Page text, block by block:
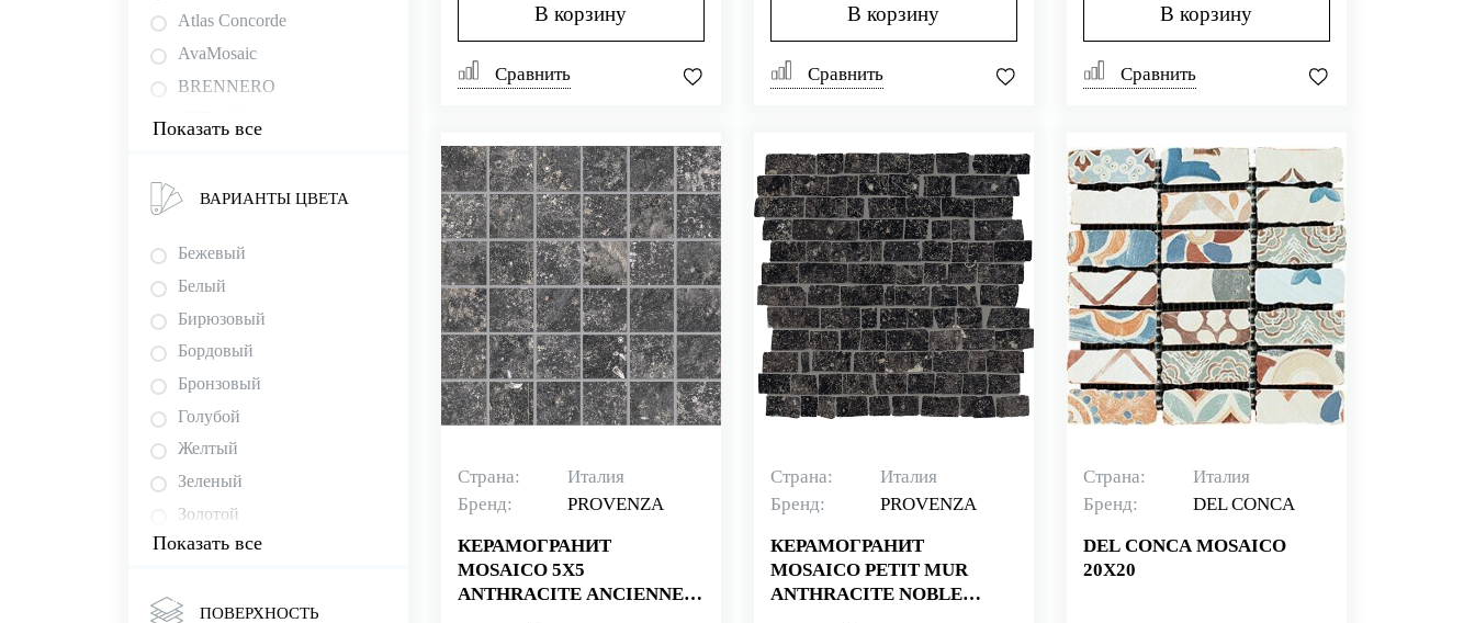
Atlas Concorde
AvaMosaic
BRENNERO
Edimax
Energieker
EZARRI
FAETANO
Fanal
FAP
Gardenia Orchidea
Grespania
Imola
Impronta Italgraniti
La Faenza
Показать все
ВАРИАНТЫ ЦВЕТА
Бежевый
Белый
Бирюзовый
Бордовый
Бронзовый
Голубой
Желтый
Зеленый
Золотой
Коричневый
Кремовый
Показать все
ПОВЕРХНОСТЬ
В корзину
Сравнить
В корзину
Сравнить
В корзину
Сравнить
Страна:
Италия
Бренд:
PROVENZA
КЕРАМОГРАНИТ
MOSAICO 5X5
ANTHRACITE ANCIENNE
Страна:
Италия
Бренд:
PROVENZA
КЕРАМОГРАНИТ
MOSAICO PETIT MUR
ANTHRACITE NOBLE
Страна:
Италия
Бренд:
DEL CONCA
DEL CONCA MOSAICO
20X20